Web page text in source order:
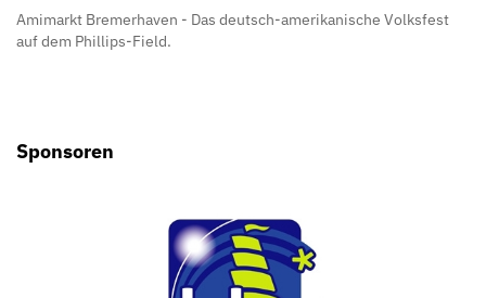
Amimarkt Bremerhaven - Das deutsch-amerikanische Volksfest
auf dem Phillips-Field.
Sponsoren